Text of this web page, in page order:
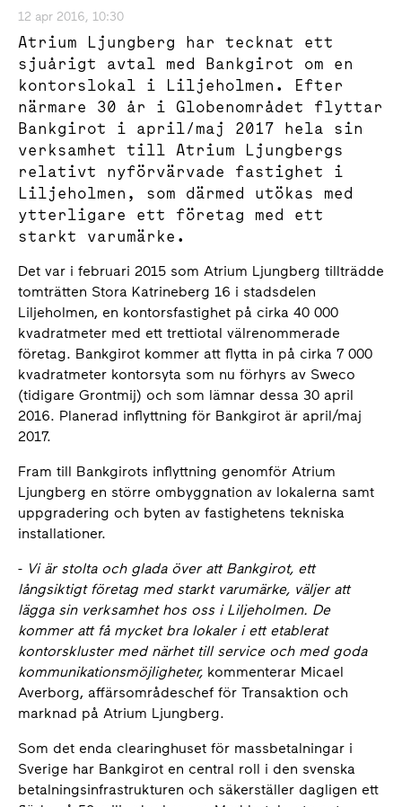
12 apr 2016, 10:30
Atrium Ljungberg har tecknat ett
sjuårigt avtal med Bankgirot om en
kontorslokal i Liljeholmen. Efter
närmare 30 år i Globenområdet flyttar
Bankgirot i april/maj 2017 hela sin
verksamhet till Atrium Ljungbergs
relativt nyförvärvade fastighet i
Liljeholmen, som därmed utökas med
ytterligare ett företag med ett
starkt varumärke.
Det var i februari 2015 som Atrium Ljungberg tillträdde
tomträtten Stora Katrineberg 16 i stadsdelen
Liljeholmen, en kontorsfastighet på cirka 40 000
kvadratmeter med ett trettiotal välrenommerade
företag. Bankgirot kommer att flytta in på cirka 7 000
kvadratmeter kontorsyta som nu förhyrs av Sweco
(tidigare Grontmij) och som lämnar dessa 30 april
2016. Planerad inflyttning för Bankgirot är april/maj
2017.
Fram till Bankgirots inflyttning genomför Atrium
Ljungberg en större ombyggnation av lokalerna samt
uppgradering och byten av fastighetens tekniska
installationer.
- Vi är stolta och glada över att Bankgirot, ett
långsiktigt företag med starkt varumärke, väljer att
lägga sin verksamhet hos oss i Liljeholmen. De
kommer att få mycket bra lokaler i ett etablerat
kontorskluster med närhet till service och med goda
kommunikationsmöjligheter, kommenterar Micael
Averborg, affärsområdeschef för Transaktion och
marknad på Atrium Ljungberg.
Som det enda clearinghuset för massbetalningar i
Sverige har Bankgirot en central roll i den svenska
betalningsinfrastrukturen och säkerställer dagligen ett